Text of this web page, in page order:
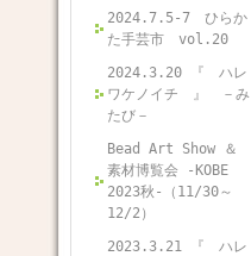
2024.7.5-7 ひらか
た手芸市 vol.20
2024.3.20 『 ハレ
ワケノイチ 』 －み
たび－
Bead Art Show ＆
素材博覧会 -KOBE
2023秋-（11/30～
12/2）
2023.3.21 『 ハレ